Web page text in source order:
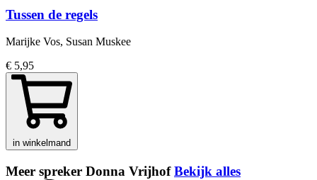
Tussen de regels
Marijke Vos, Susan Muskee
€ 5,95
in winkelmand
Meer spreker Donna VrijhofBekijk alles